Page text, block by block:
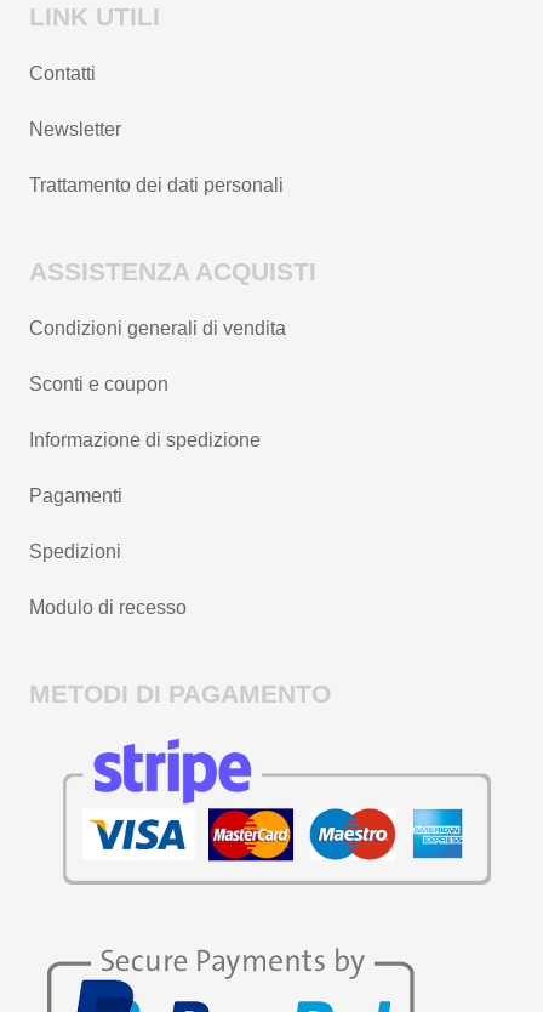
LINK UTILI
Contatti
Newsletter
Trattamento dei dati personali
ASSISTENZA ACQUISTI
Condizioni generali di vendita
Sconti e coupon
Informazione di spedizione
Pagamenti
Spedizioni
Modulo di recesso
METODI DI PAGAMENTO